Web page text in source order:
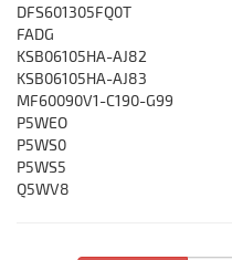
DFS601305FQ0T
FADG
KSB06105HA-AJ82
KSB06105HA-AJ83
MF60090V1-C190-G99
P5WEO
P5WS0
P5WS5
Q5WV8